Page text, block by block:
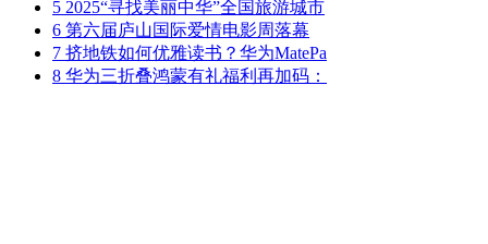
5 2025“寻找美丽中华”全国旅游城市
6 第六届庐山国际爱情电影周落幕
7 挤地铁如何优雅读书？华为MatePa
8 华为三折叠鸿蒙有礼福利再加码：